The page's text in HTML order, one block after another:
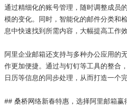
通过精细化的账号管理，随时调整成员
模的变化。同时，智能化的邮件分类和
息中快速找到所需内容，大幅提高工作效
阿里企业邮箱还支持与多种办公应用的
作更加便捷。通过与钉钉等工具的整合
日历等信息的同步处理，从而打造一个
## 桑桥网络新春特惠，选择阿里邮箱赢